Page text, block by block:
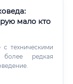
мало кто
техническими
редкая